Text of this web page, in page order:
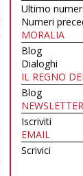
Ultimo
Numeri
MORALIA
Blog
Dialoghi
IL REGNO
Blog
NEWSLETTER
Iscriviti
EMAIL
Scrivici